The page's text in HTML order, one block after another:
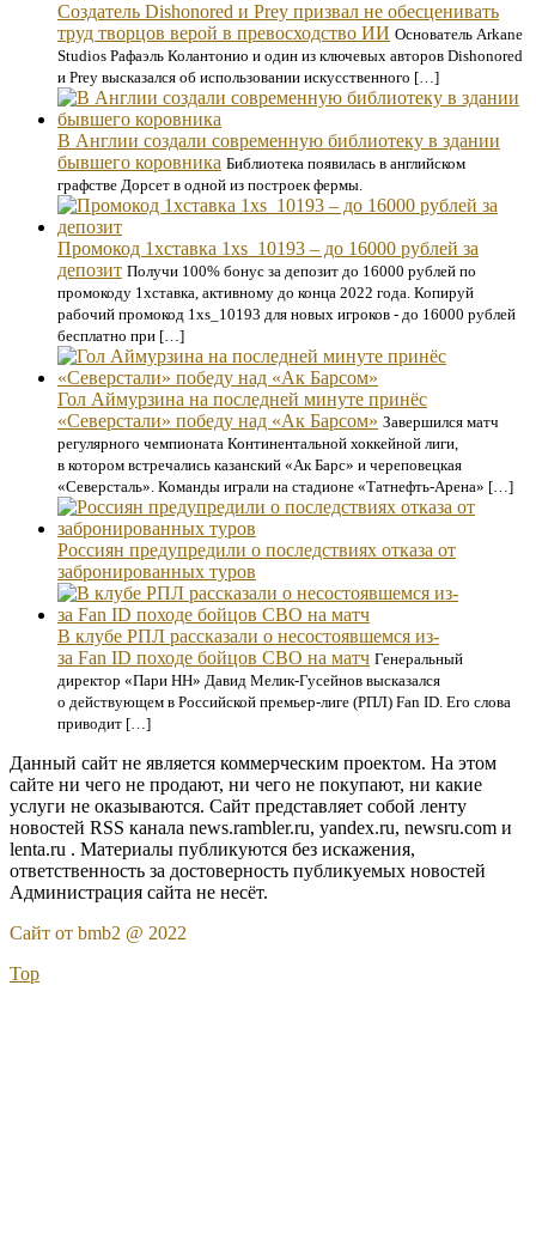
Создатель Dishonored и Prey призвал не обесценивать
труд творцов верой в превосходство ИИ Основатель Arkane
Studios Рафаэль Колантонио и один из ключевых авторов Dishonored
и Prey высказался об использовании искусственного […]
В Англии создали современную библиотеку в здании
бывшего коровника Библиотека появилась в английском
графстве Дорсет в одной из построек фермы.
Промокод 1хставка 1xs_10193 – до 16000 рублей за
депозит Получи 100% бонус за депозит до 16000 рублей по
промокоду 1хставка, активному до конца 2022 года. Копируй
рабочий промокод 1xs_10193 для новых игроков - до 16000 рублей
бесплатно при […]
Гол Аймурзина на последней минуте принёс
«Северстали» победу над «Ак Барсом» Завершился матч
регулярного чемпионата Континентальной хоккейной лиги,
в котором встречались казанский «Ак Барс» и череповецкая
«Северсталь». Команды играли на стадионе «Татнефть-Арена» […]
Россиян предупредили о последствиях отказа от
забронированных туров
В клубе РПЛ рассказали о несостоявшемся из-
за Fan ID походе бойцов СВО на матч Генеральный
директор «Пари НН» Давид Мелик-Гусейнов высказался
о действующем в Российской премьер-лиге (РПЛ) Fan ID. Его слова
приводит […]
Данный сайт не является коммерческим проектом. На этом
сайте ни чего не продают, ни чего не покупают, ни какие
услуги не оказываются. Сайт представляет собой ленту
новостей RSS канала news.rambler.ru, yandex.ru, newsru.com и
lenta.ru . Материалы публикуются без искажения,
ответственность за достоверность публикуемых новостей
Администрация сайта не несёт.
Сайт от bmb2 @ 2022
Top